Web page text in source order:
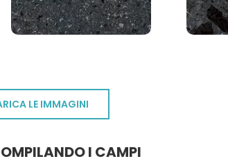
LE IMMAGINI
I CAMPI